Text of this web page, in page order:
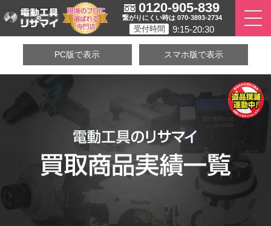
0120-905-839
繋がりにくい時は 070-3893-2734
受付時間 9:15-20:30
PC版で表示 スマホ版で表示